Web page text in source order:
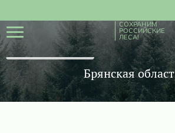
Брянская
СОХРАНИМ
РОССИЙСКИЕ
ЛЕСА!